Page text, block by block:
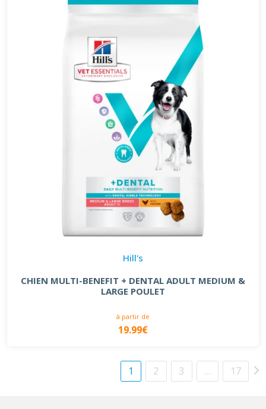
Hill's
CHIEN MULTI-BENEFIT + DENTAL ADULT MEDIUM &
LARGE POULET
à partir de
19.99€
1 2 3 … 17